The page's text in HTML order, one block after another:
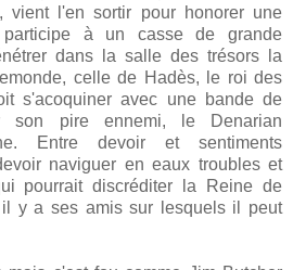
vient l'en sortir pour honorer une
à un casse de grande
dans la salle des trésors la
celle de Hadès, le roi des
s'acoquiner avec une bande de
son pire ennemi, le Denarian
Entre devoir et sentiments
naviguer en eaux troubles et
pourrait discréditer la Reine de
il y a ses amis sur lesquels il peut